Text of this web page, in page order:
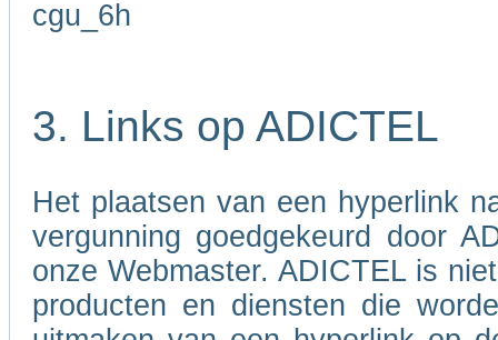
cgu_6h
3. Links op ADICTEL
Het plaatsen van een hyperlink
vergunning goedgekeurd door
onze Webmaster. ADICTEL is
producten en diensten die